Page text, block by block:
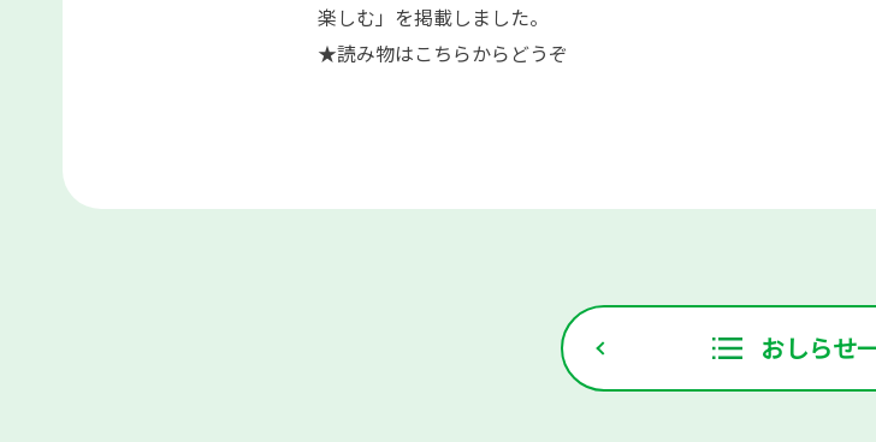
楽しむ」を掲載しました。
★読み物はこちらからどうぞ
おしらせ